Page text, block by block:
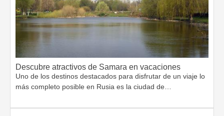
Descubre atractivos de Samara en vacaciones
Uno de los destinos destacados para disfrutar de un viaje lo
más completo posible en Rusia es la ciudad de…